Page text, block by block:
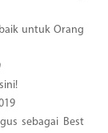
untuk Orang
sebagai Best